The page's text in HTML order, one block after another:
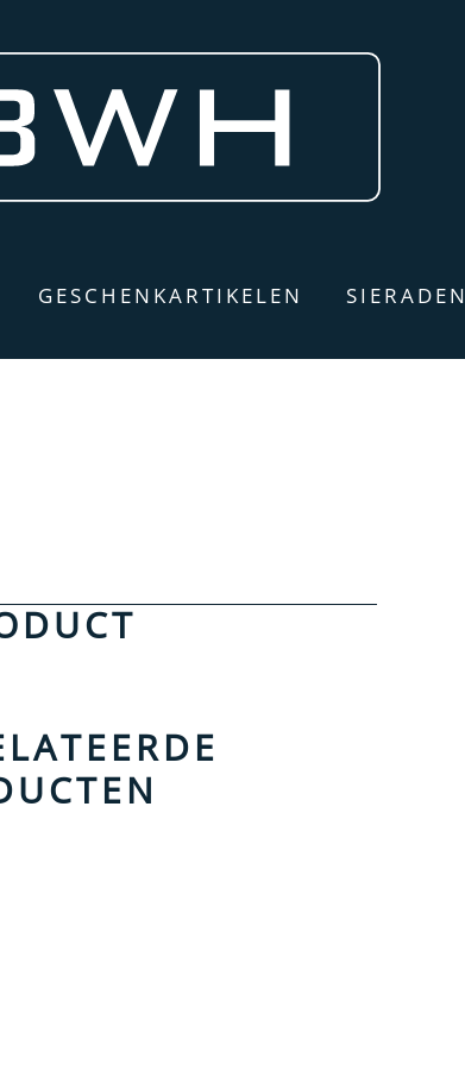
GESCHENKARTIKELEN SIERADEN